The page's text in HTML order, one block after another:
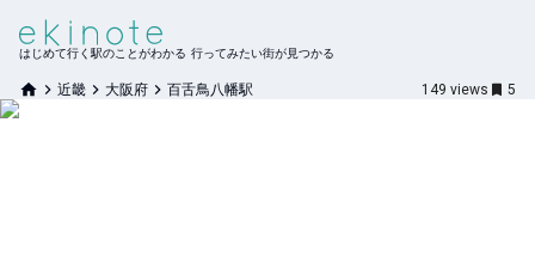
はじめて行く駅のことがわかる 行ってみたい街が見つかる
近畿 大阪府 百舌鳥八幡駅 149 views 5